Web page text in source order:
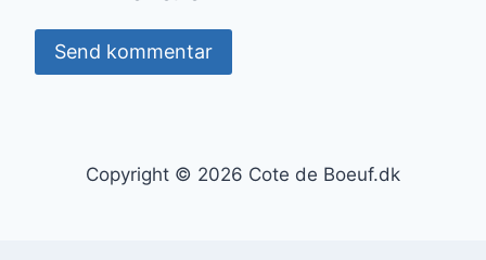
Copyright © 2026 Cote de Boeuf.dk